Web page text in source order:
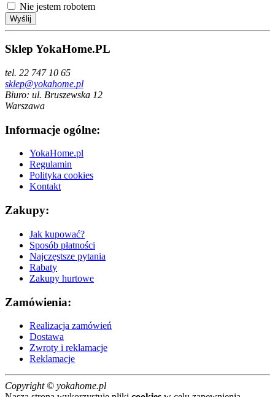
Nie jestem robotem
Sklep YokaHome.PL
tel. 22 747 10 65
sklep@yokahome.pl
Biuro: ul. Bruszewska 12
Warszawa
Informacje ogólne:
YokaHome.pl
Regulamin
Polityka cookies
Kontakt
Zakupy:
Jak kupować?
Sposób płatności
Najczęstsze pytania
Rabaty
Zakupy hurtowe
Zamówienia:
Realizacja zamówień
Dostawa
Zwroty i reklamacje
Reklamacje
Copyright © yokahome.pl